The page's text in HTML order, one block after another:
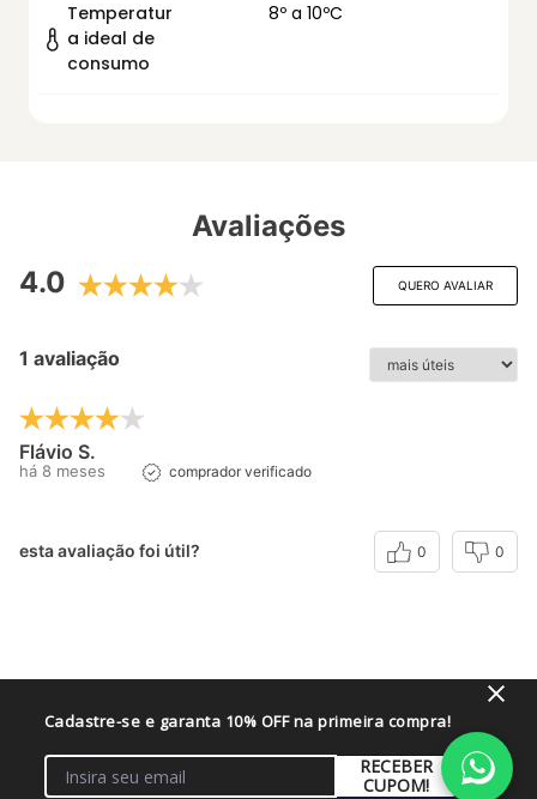
Temperatur
a ideal de
consumo
8º a 10ºC
Avaliações
4.0
QUERO AVALIAR
1 avaliação
Flávio S.
há 8 meses comprador verificado
esta avaliação foi útil? 0 0
Este produto ainda não tem perguntas
Cadastre-se e garanta 10% OFF na primeira compra!
RECEBER
CUPOM!